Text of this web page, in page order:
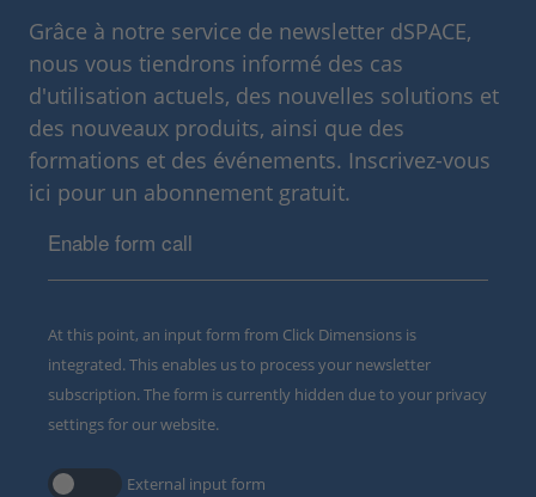
Grâce à notre service de newsletter dSPACE,
nous vous tiendrons informé des cas
d'utilisation actuels, des nouvelles solutions et
des nouveaux produits, ainsi que des
formations et des événements. Inscrivez-vous
ici pour un abonnement gratuit.
Enable form call
At this point, an input form from Click Dimensions is
integrated. This enables us to process your newsletter
subscription. The form is currently hidden due to your privacy
settings for our website.
External input form